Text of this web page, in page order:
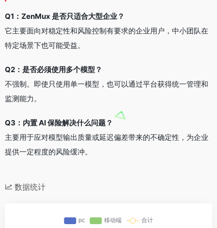
Q1：ZenMux 是否只适合大型企业？
它主要面向对稳定性和风险控制有要求的企业用户，中小团队在
特定场景下也可能受益。
Q2：是否必须使用多个模型？
不强制。即使只使用单一模型，也可以通过平台获得统一管理和
监测能力。
Q3：内置 AI 保险解决什么问题？
主要用于应对模型输出质量或延迟偏差带来的不确定性，为企业
提供一定程度的风险缓冲。
数据统计